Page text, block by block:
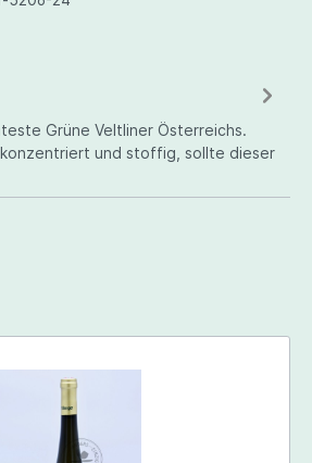
Grüne Veltliner Österreichs.
und stoffig, sollte dieser